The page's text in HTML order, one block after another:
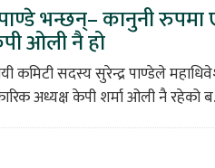
भन्छन्– कानुनी रुपमा
ओली नै हो
कमिटी सदस्य सुरेन्द्र पाण्डेले
अध्यक्ष केपी शर्मा ओली नै रहेको